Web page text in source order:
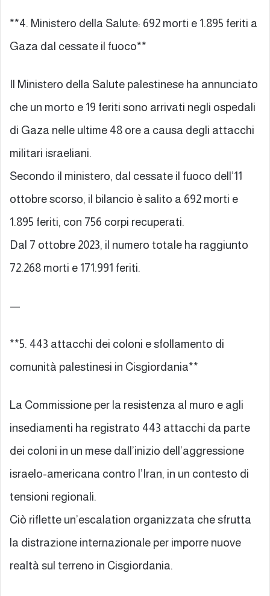
**4. Ministero della Salute: 692 morti e 1.895 feriti a
Gaza dal cessate il fuoco**
Il Ministero della Salute palestinese ha annunciato
che un morto e 19 feriti sono arrivati negli ospedali
di Gaza nelle ultime 48 ore a causa degli attacchi
militari israeliani.
Secondo il ministero, dal cessate il fuoco dell’11
ottobre scorso, il bilancio è salito a 692 morti e
1.895 feriti, con 756 corpi recuperati.
Dal 7 ottobre 2023, il numero totale ha raggiunto
72.268 morti e 171.991 feriti.
—
**5. 443 attacchi dei coloni e sfollamento di
comunità palestinesi in Cisgiordania**
La Commissione per la resistenza al muro e agli
insediamenti ha registrato 443 attacchi da parte
dei coloni in un mese dall’inizio dell’aggressione
israelo-americana contro l’Iran, in un contesto di
tensioni regionali.
Ciò riflette un’escalation organizzata che sfrutta
la distrazione internazionale per imporre nuove
realtà sul terreno in Cisgiordania.